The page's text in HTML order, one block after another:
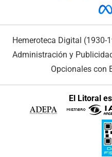
Hemeroteca Digital (1930-
Administración y
Opcionales con
El Litoral